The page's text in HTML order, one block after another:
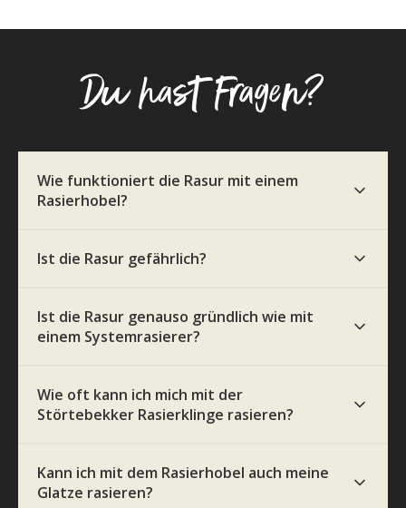
Du hast Fragen?
Wie funktioniert die Rasur mit einem
Rasierhobel?
Ist die Rasur gefährlich?
Ist die Rasur genauso gründlich wie mit
einem Systemrasierer?
Wie oft kann ich mich mit der
Störtebekker Rasierklinge rasieren?
Kann ich mit dem Rasierhobel auch meine
Glatze rasieren?